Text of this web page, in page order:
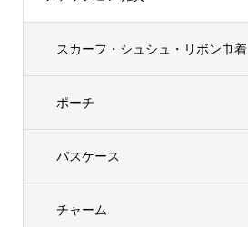
スカーフ・シュシュ・リボン巾着
ポーチ
パスケース
チャーム